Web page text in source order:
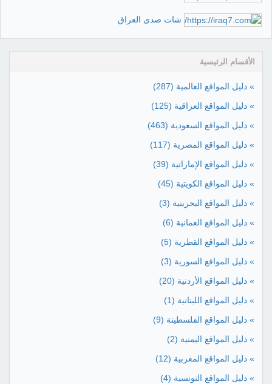
شات صدى العراق
الأقسام الرئيسية
» دليل المواقع العالمية (287)
» دليل المواقع العراقية (125)
» دليل المواقع السعودية (463)
» دليل المواقع المصرية (117)
» دليل المواقع الإماراتية (39)
» دليل المواقع الكويتية (45)
» دليل المواقع البحرينية (3)
» دليل المواقع العمانية (6)
» دليل المواقع القطرية (5)
» دليل المواقع السورية (3)
» دليل المواقع الأردنية (20)
» دليل المواقع اللبنانية (1)
» دليل المواقع الفلسطينة (9)
» دليل المواقع اليمنية (2)
» دليل المواقع المغربية (12)
» دليل المواقع التونسية (4)